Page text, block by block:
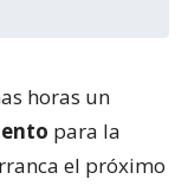
horas un
para la
el próximo